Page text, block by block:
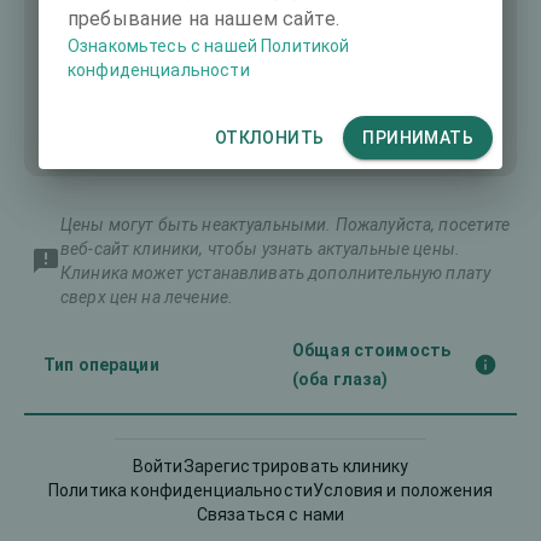
Цены могут быть неактуальными. Пожалуйста, посетите
веб-сайт клиники, чтобы узнать актуальные цены.
Клиника может устанавливать дополнительную плату
сверх цен на лечение.
Тип операции
Общая стоимость
(оба глаза)
Экстракция роговичной
-
ВойтиЗарегистрировать клинику
Политика конфиденциальностиУсловия и положения
Связаться с нами
пребывание на нашем сайте.
Ознакомьтесь с нашей Политикой
конфиденциальности
ОТКЛОНИТЬ ПРИНИМАТЬ